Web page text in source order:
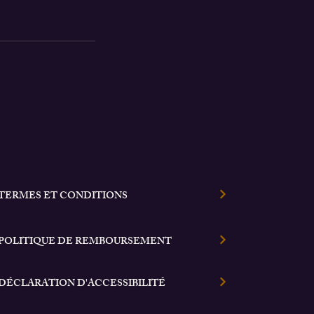
ET CONDITIONS
DE REMBOURSEMENT
D'ACCESSIBILITÉ